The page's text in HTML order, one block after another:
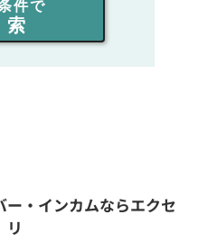
ぶ
(製品名等)
件で
・インカムならエクセ
リ